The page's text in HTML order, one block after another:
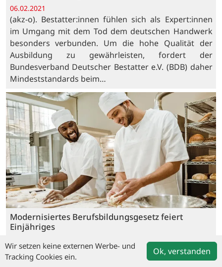
06.02.2021
(akz-o). Bestatter:innen fühlen sich als Expert:innen
im Umgang mit dem Tod dem deutschen Handwerk
besonders verbunden. Um die hohe Qualität der
Ausbildung zu gewährleisten, fordert der
Bundesverband Deutscher Bestatter e.V. (BDB) daher
Mindeststandards beim…
Modernisiertes Berufsbildungsgesetz feiert
Einjähriges
06.02.2021
(djd). Das modernisierte Berufsbildungsgesetz (BBiG)
feiert seinen ersten Geburtstag: Im Januar 2020 trat
Wir setzen keine externen Werbe- und
Tracking Cookies ein.
Ok, verstanden